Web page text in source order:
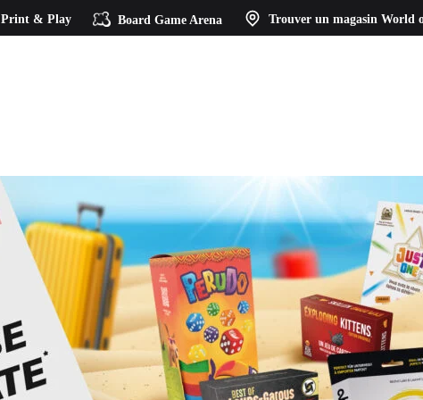
Print & Play Board Game Arena Trouver un magasin World